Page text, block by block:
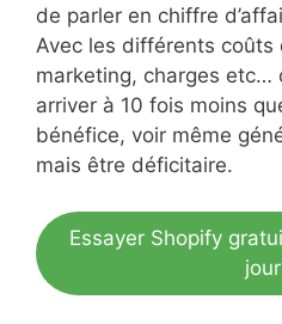
de parler en chiffre
Avec les différents coûts
marketing, charges etc…
arriver à 10 fois moins
bénéfice, voir même
mais être déficitaire.
Essayer Shopify